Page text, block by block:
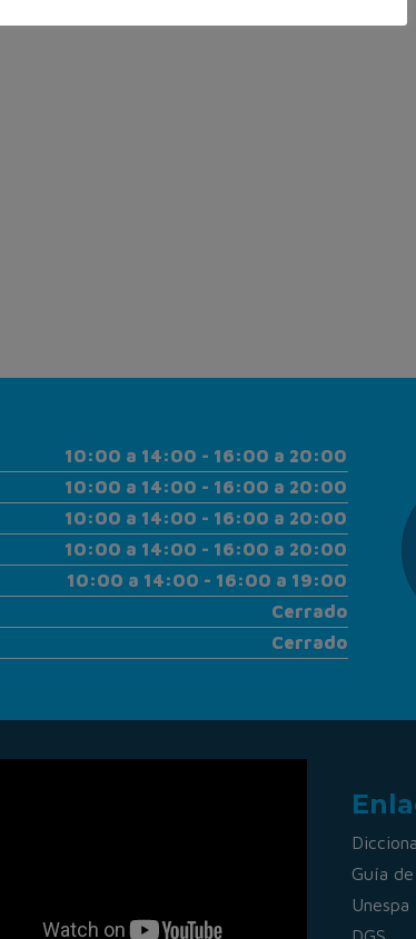
10:00 a 14:00 - 16:00 a 20:00
10:00 a 14:00 - 16:00 a 20:00
10:00 a 14:00 - 16:00 a 20:00
10:00 a 14:00 - 16:00 a 20:00
10:00 a 14:00 - 16:00 a 19:00
Cerrado
Cerrado
Guía
Unespa